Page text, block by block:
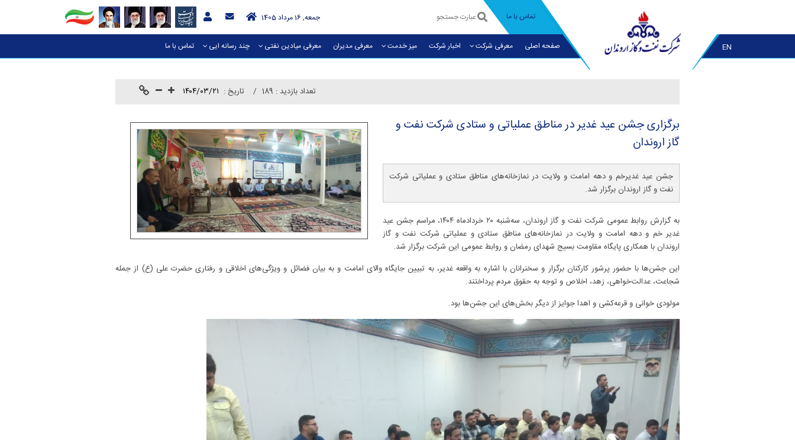
تماس با ما جمعه, 16 مرداد 1405
EN صفحه اصلی معرفی شرکت اخبار شرکت میز خدمت معرفی مديران معرفی میادین نفتی چند رسانه ایی تماس با ما
تاريخ : ۱۴۰۴/۰۳/۲۱ تعداد بازدید : 189
برگزاری جشن عید غدیر در مناطق عملیاتی و ستادی شركت نفت و
گاز اروندان
جشن عید غدیرخم و دهه امامت و ولایت در نمازخانه‌های مناطق ستادی و عملیاتی شرکت
نفت و گاز اروندان برگزار شد.
به گزارش روابط عمومی شرکت نفت و گاز اروندان، سه‌شنبه ۲۰ خردادماه ۱۴۰۴، مراسم جشن عید
غدیر خم و دهه امامت و ولایت در نمازخانه‌های مناطق ستادی و عملیاتی شرکت نفت و گاز
اروندان با همکاری پایگاه مقاومت بسیج شهدای رمضان و روابط عمومی این شرکت برگزار شد.
این جشن‌ها با حضور پرشور کارکنان برگزار و سخنرانان با اشاره به واقعه غدیر، به تبیین جایگاه والای امامت و به بیان فضائل و ویژگی‌های اخلاقی و رفتاری حضرت علی (ع) از جمله
شجاعت، عدالت‌خواهی، زهد، اخلاص و توجه به حقوق مردم پرداختند.
مولودی خوانی و قرعه‌کشی و اهدا جوایز از دیگر بخش‌های این جشن‌ها بود.